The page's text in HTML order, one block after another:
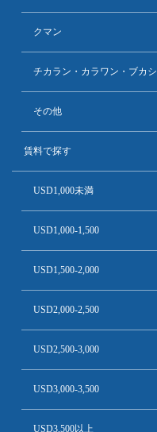
クマン
チカラン・カラワン・ブカシ
その他
賃料で探す
USD1,000未満
USD1,000-1,500
USD1,500-2,000
USD2,000-2,500
USD2,500-3,000
USD3,000-3,500
USD3,500以上